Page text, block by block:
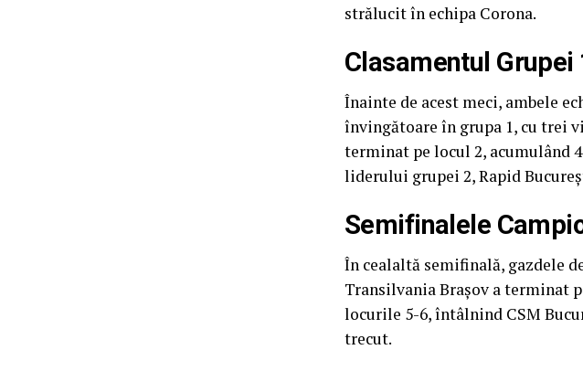
strălucit în echipa Corona.
Clasamentul Grupei
Înainte de acest meci, ambele
învingătoare în grupa 1, cu trei
terminat pe locul 2, acumulând
liderului grupei 2, Rapid
Semifinalele
În cealaltă semifinală, gazdele
Transilvania Brașov a terminat
locurile 5-6, întâlnind CSM
trecut.